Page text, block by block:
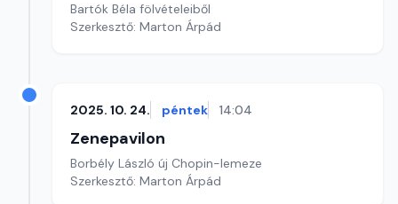
Bartók Béla fölvételeiből
Szerkesztő: Marton Árpád
2025. 10. 24. péntek 14:04
Zenepavilon
Borbély László új Chopin-lemeze
Szerkesztő: Marton Árpád